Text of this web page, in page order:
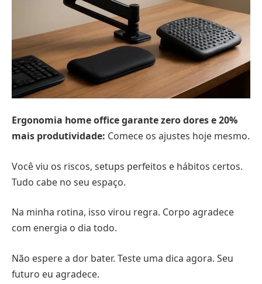
Ergonomia home office garante zero dores e20%
mais produtividade: Comece os ajustes hoje mesmo.
Você viu os riscos, setups perfeitos e hábitos certos.
Tudo cabe no seu espaço.
Na minha rotina, isso virou regra. Corpo agradece
com energia o dia todo.
Não espere a dor bater. Teste uma dica agora. Seu
futuro eu agradece.